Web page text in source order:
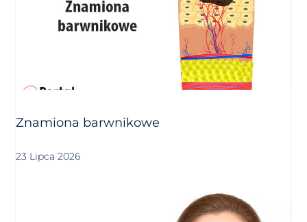
Znamiona barwnikowe
23 Lipca 2026